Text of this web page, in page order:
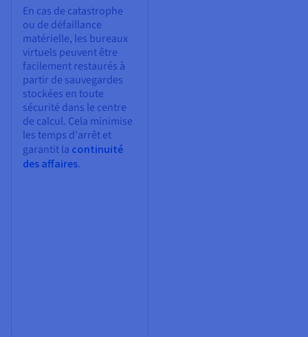
En cas de catastrophe
ou de défaillance
matérielle, les bureaux
virtuels peuvent être
facilement restaurés à
partir de sauvegardes
stockées en toute
sécurité dans le centre
de calcul. Cela minimise
les temps d'arrêt et
garantit la continuité
des affaires.